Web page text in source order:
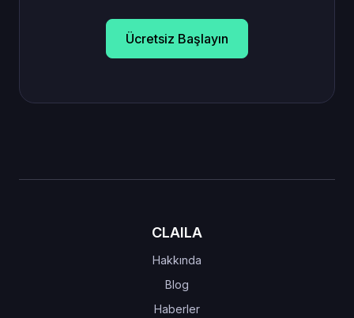
Ücretsiz Başlayın
CLAILA
Hakkında
Blog
Haberler